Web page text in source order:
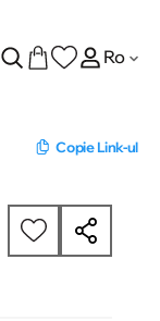
Ro
Copie Link-ul